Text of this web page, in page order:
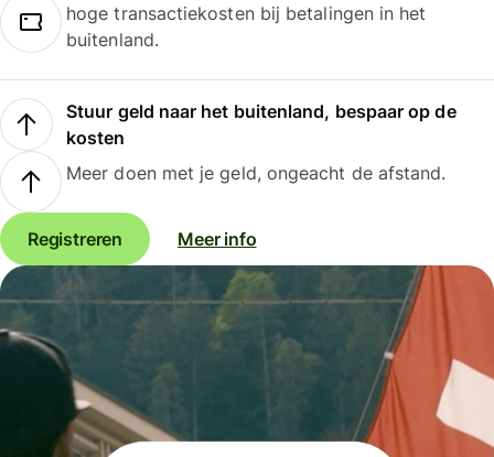
hoge transactiekosten bij betalingen in het
buitenland.
Stuur geld naar het buitenland, bespaar op de
kosten
Meer doen met je geld, ongeacht de afstand.
Registreren Meer info